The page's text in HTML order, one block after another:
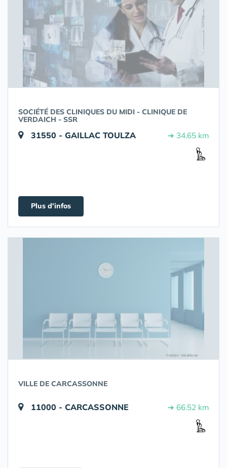
SOCIÉTÉ DES CLINIQUES DU MIDI - CLINIQUE DE
VERDAICH - SSR
31550 - GAILLAC TOULZA ➔ 34.65 km
Plus d'infos
VILLE DE CARCASSONNE
11000 - CARCASSONNE ➔ 66.52 km